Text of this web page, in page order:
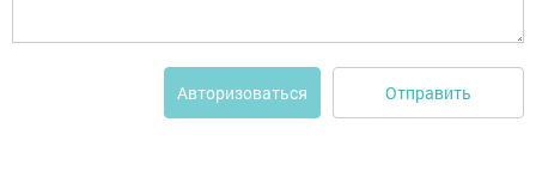
Авторизоваться Отправить